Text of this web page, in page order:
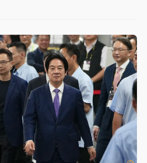
了！中部以北防豪雨 今晚、明天影
水門只出不進 未移置車輛最高罰